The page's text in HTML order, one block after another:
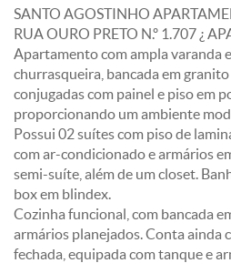
SANTO AGOSTINHO
RUA OURO PRETO N.º 1.707 ¿
Apartamento com ampla varanda
churrasqueira, bancada em granito
conjugadas com painel e piso em
proporcionando um ambiente
Possui 02 suítes com piso de
com ar-condicionado e armários
semi-suíte, além de um closet.
box em blindex.
Cozinha funcional, com bancada
armários planejados. Conta ainda
fechada, equipada com tanque e